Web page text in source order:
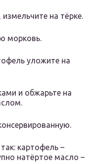
на тёрке.
морковь.
уложите на
и обжарьте на
картофель –
натёртое масло –